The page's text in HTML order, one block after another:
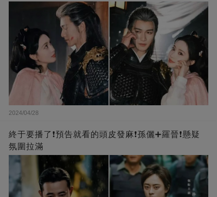
2024/04/28
終于要播了❗️預告就看的頭皮發麻❗️孫儷➕羅晉❗懸疑
氛圍拉滿